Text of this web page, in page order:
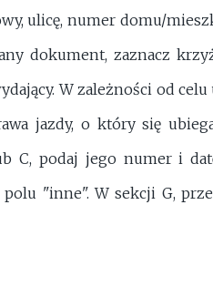
ulicę, numer domu/
dokument, zaznacz
W zależności od
jazdy, o który się
C, podaj jego numer i
"inne". W sekcji G,